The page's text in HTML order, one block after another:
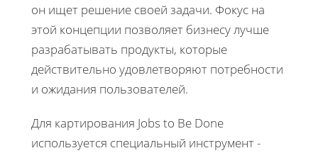
он ищет решение своей задачи. Фокус на
этой концепции позволяет бизнесу лучше
разрабатывать продукты, которые
действительно удовлетворяют потребности
и ожидания пользователей.
Для картирования Jobs to Be Done
используется специальный инструмент -